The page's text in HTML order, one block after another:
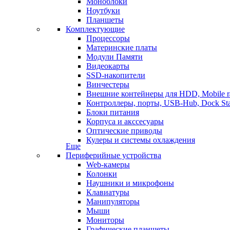
Ноутбуки
Планшеты
Комплектующие
Процессоры
Материнские платы
Модули Памяти
Видеокарты
SSD-накопители
Винчестеры
Внешние контейнеры для HDD, Mobile
Контроллеры, порты, USB-Hub, Dock
Блоки питания
Корпуса и акссесуары
Оптические приводы
Кулеры и системы охлаждения
Еще
Периферийные устройства
Web-камеры
Колонки
Наушники и микрофоны
Клавиатуры
Манипуляторы
Мыши
Мониторы